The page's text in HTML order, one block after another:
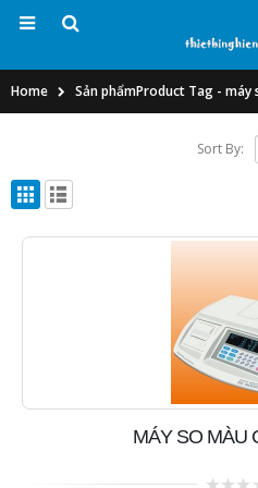
Home Sản phẩmProduct Tag - máy
Sort By:
MÁY SO MÀU